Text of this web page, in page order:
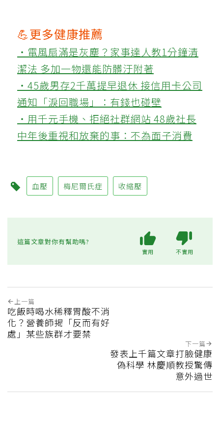
💪更多健康推薦
‧電風扇滿是灰塵？家事達人教1分鐘清
潔法 多加一物還能防髒汙附著
‧45歲男存2千萬提早退休 接信用卡公司
通知「淚回職場」：有錢也碰壁
‧用千元手機、拒絕社群網站 48歲社長
中年後重視和放棄的事：不為面子消費
血壓 梅尼爾氏症 收縮壓
這篇文章對你有幫助嗎?
實用 不實用
上一篇
吃飯時喝水稀釋胃酸不消
化？營養師揭「反而有好
處」某些族群才要禁
下一篇
發表上千篇文章打臉健康
偽科學 林慶順教授驚傳
意外過世